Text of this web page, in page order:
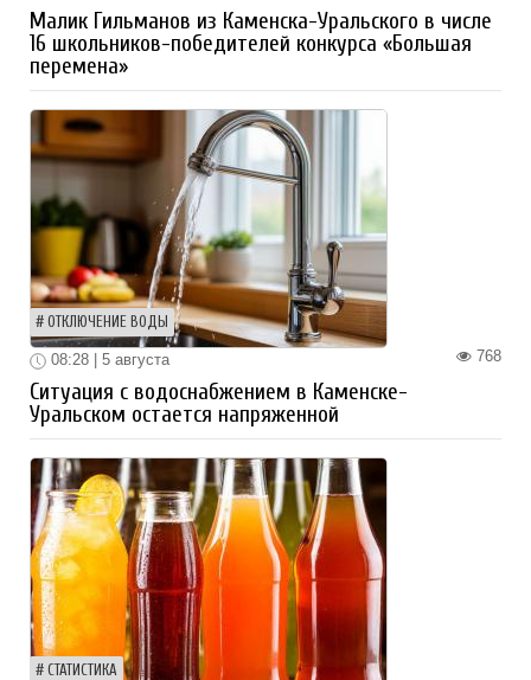
Малик Гильманов из Каменска-Уральского в числе
16 школьников-победителей конкурса «Большая
перемена»
ОТКЛЮЧЕНИЕ ВОДЫ
768
08:28 | 5 августа
Ситуация с водоснабжением в Каменске-
Уральском остается напряженной
СТАТИСТИКА